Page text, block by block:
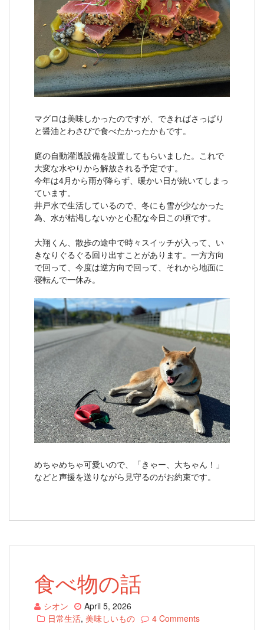
マグロは美味しかったのですが、できればさっぱり
と醤油とわさびで食べたかったかもです。
庭の自動灌漑設備を設置してもらいました。これで
大変な水やりから解放される予定です。
今年は4月から雨が降らず、暖かい日が続いてしまっ
ています。
井戸水で生活しているので、冬にも雪が少なかった
為、水が枯渇しないかと心配な今日この頃です。
大翔くん、散歩の途中で時々スイッチが入って、い
きなりぐるぐる回り出すことがあります。一方方向
で回って、今度は逆方向で回って、それから地面に
寝転んで一休み。
めちゃめちゃ可愛いので、「きゃー、大ちゃん！」
などと声援を送りながら見守るのがお約束です。
食べ物の話
シオン
April 5, 2026
日常生活, 美味しいもの
4 Comments